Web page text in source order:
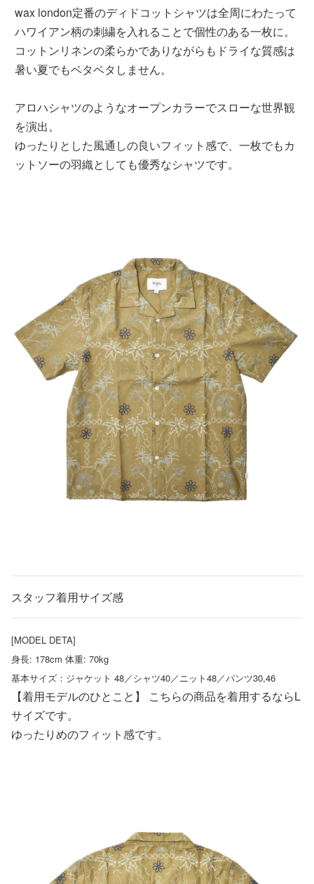
wax london定番のディドコットシャツは全周にわたって
ハワイアン柄の刺繍を入れることで個性のある一枚に。
コットンリネンの柔らかでありながらもドライな質感は
暑い夏でもベタベタしません。
アロハシャツのようなオープンカラーでスローな世界観
を演出。
ゆったりとした風通しの良いフィット感で、一枚でもカ
ットソーの羽織としても優秀なシャツです。
スタッフ着用サイズ感
[MODEL DETA]
身長: 178cm 体重: 70kg
基本サイズ：ジャケット 48／シャツ40／ニット48／パンツ30,46
【着用モデルのひとこと】 こちらの商品を着用するならL
サイズです。
ゆったりめのフィット感です。